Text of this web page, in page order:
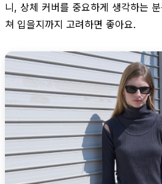
니, 상체 커버를 중요하게 생각하는
쳐 입을지까지 고려하면 좋아요.